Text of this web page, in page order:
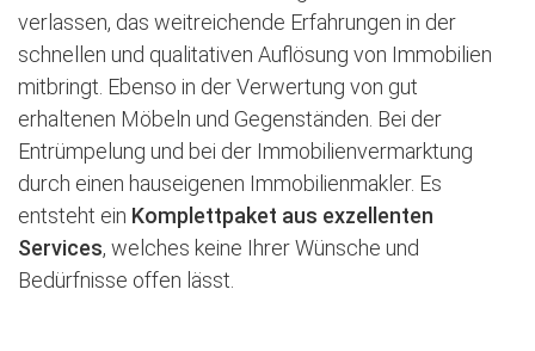
verlassen, das weitreichende Erfahrungen in der
schnellen und qualitativen Auflösung von Immobilien
mitbringt. Ebenso in der Verwertung von gut
erhaltenen Möbeln und Gegenständen. Bei der
Entrümpelung und bei der Immobilienvermarktung
durch einen hauseigenen Immobilienmakler. Es
entsteht ein Komplettpaket aus exzellenten
Services, welches keine Ihrer Wünsche und
Bedürfnisse offen lässt.